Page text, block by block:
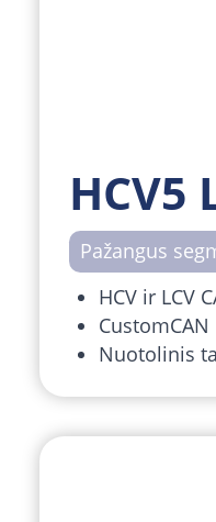
HCV5
Pažangus
HCV ir LCV
CustomCAN
Nuotolinis